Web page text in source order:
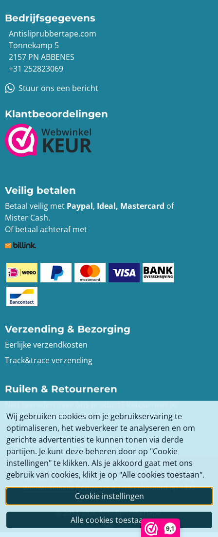
9,1
Bedrijfsgegevens
Antisliprubbertape.com
Tonnekamp 5
2157 PN ABBENES
+31 252823069
Stuur ons een bericht
Klantbeoordelingen
Veilig betalen
Betaal veilig met Paypal, Ideal, Mastercard of
Mister Cash.
Of betaal achteraf met
Verzending & Bezorging
Eerlijke verzendkosten
Track&trace verzending
Ruilen & Retourneren
aankoop binnen 90 dagen.
Onze webshop is met SSL 100% beveiligd
KvK: 69189390 - Btw: NL857774566B01
De waardering van www.antisliprubbertape.com bij
WebwinkelKeur Reviewsis 9.1/10 gebaseerd op 1477
reviews.
© 2014-2026 Antisliprubbertape
Wij gebruiken cookies om je gebruikservaring te
optimaliseren, het webverkeer te analyseren en om
gerichte advertenties te kunnen tonen via derde
partijen. Je kunt deze beheren door op "Cookie
instellingen" te klikken. Als je akkoord gaat met ons
gebruik van cookies, klikt je op "Alle cookies toestaan".
Cookie instellingen
Alle cookies toestaan